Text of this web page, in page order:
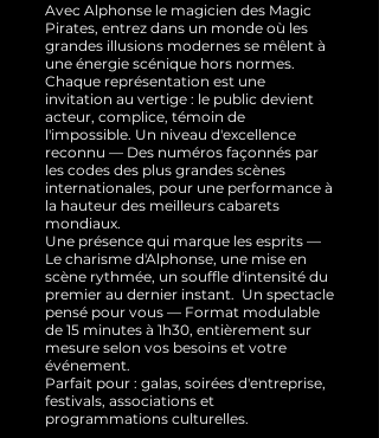
Avec Alphonse le magicien des Magic
Pirates, entrez dans un monde où les
grandes illusions modernes se mêlent à
une énergie scénique hors normes.
Chaque représentation est une
invitation au vertige : le public devient
acteur, complice, témoin de
l'impossible. Un niveau d'excellence
reconnu — Des numéros façonnés par
les codes des plus grandes scènes
internationales, pour une performance à
la hauteur des meilleurs cabarets
mondiaux.
Une présence qui marque les esprits —
Le charisme d'Alphonse, une mise en
scène rythmée, un souffle d'intensité du
premier au dernier instant. Un spectacle
pensé pour vous — Format modulable
de 15 minutes à 1h30, entièrement sur
mesure selon vos besoins et votre
événement.
Parfait pour : galas, soirées d'entreprise,
festivals, associations et
programmations culturelles.